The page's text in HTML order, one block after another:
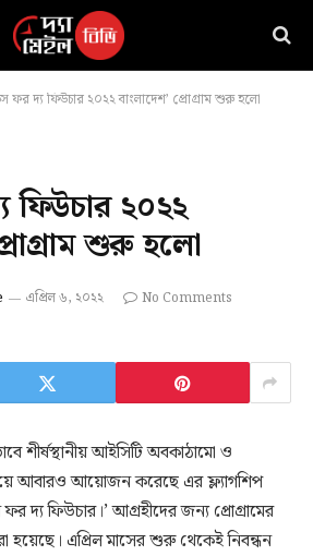
ফর দ্য ফিউচার ২০২২ বাংলাদেশ’ প্রোগ্রাম শুরু হলো
ফিউচার ২০২২
শুরু হলো
এপ্রিল ৬, ২০২২
No Comments
শীর্ষস্থানীয় আইসিটি অবকাঠামো ও
আবারও আয়োজন করেছে এর ফ্ল্যাগশিপ
দ্য ফিউচার।’ আগ্রহীদের জন্য প্রোগ্রামের
হয়েছে। এপ্রিল মাসের শুরু থেকেই নিবন্ধন